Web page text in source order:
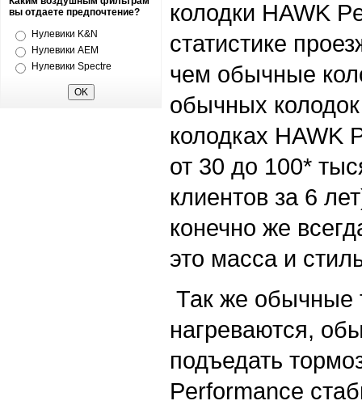
вы отдаете предпочтение?
Нулевики K&N
Нулевики AEM
Нулевики Spectre
колодки HAWK
статистике
чем обычные
обычных
колодках HAWK
от 30 до 100*
клиентов за 6
конечно же
это масса и
Так же обычные
нагреваются,
подъедать
Performance